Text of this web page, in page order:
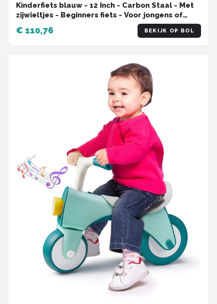
Kinderfiets blauw - 12 Inch - Carbon Staal - Met
zijwieltjes - Beginners fiets - Voor jongens of
Meisjes - Met mand - Met waterfles houder
€ 110,76 BEKIJK OP BOL